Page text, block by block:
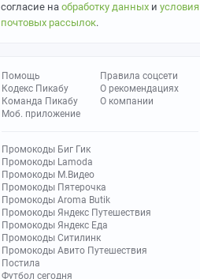
согласие на обработку данных и условия
почтовых рассылок.
Помощь
Кодекс Пикабу
Команда Пикабу
Моб. приложение
Правила соцсети
О рекомендациях
О компании
Промокоды Биг Гик
Промокоды Lamoda
Промокоды М.Видео
Промокоды Пятерочка
Промокоды Aroma Butik
Промокоды Яндекс Путешествия
Промокоды Яндекс Еда
Промокоды Ситилинк
Промокоды Авито Путешествия
Постила
Футбол сегодня